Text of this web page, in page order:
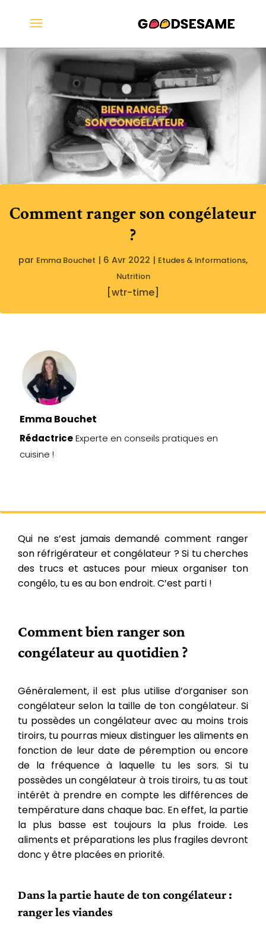
Comment ranger son congélateur
?
par Emma Bouchet | 6 Avr 2022 | Etudes & Informations,
Nutrition
[wtr-time]
Emma Bouchet
RédactriceExperte en conseils pratiques en
cuisine !
Qui ne s’est jamais demandé comment ranger
son réfrigérateur et congélateur ? Si tu cherches
des trucs et astuces pour mieux organiser ton
congélo, tu es au bon endroit. C’est parti !
Comment bien ranger son
congélateur au quotidien ?
Généralement, il est plus utilise d’organiser son
congélateur selon la taille de ton congélateur. Si
tu possèdes un congélateur avec au moins trois
tiroirs, tu pourras mieux distinguer les aliments en
fonction de leur date de péremption ou encore
de la fréquence à laquelle tu les sors. Si tu
possèdes un congélateur à trois tiroirs, tu as tout
intérêt à prendre en compte les différences de
température dans chaque bac. En effet, la partie
la plus basse est toujours la plus froide. Les
aliments et préparations les plus fragiles devront
donc y être placées en priorité.
Dans la partie haute de ton congélateur :
ranger les viandes